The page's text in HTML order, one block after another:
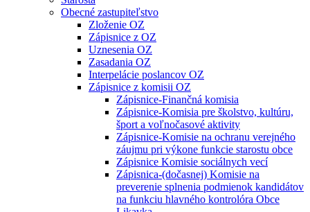
Obecné zastupiteľstvo
Zloženie OZ
Zápisnice z OZ
Uznesenia OZ
Zasadania OZ
Interpelácie poslancov OZ
Zápisnice z komisii OZ
Zápisnice-Finančná komisia
Zápisnice-Komisia pre školstvo, kultúru,
šport a voľnočasové aktivity
Zápisnice-Komisie na ochranu verejného
záujmu pri výkone funkcie starostu obce
Zápisnice Komisie sociálnych vecí
Zápisnica-(dočasnej) Komisie na
preverenie splnenia podmienok kandidátov
na funkciu hlavného kontrolóra Obce